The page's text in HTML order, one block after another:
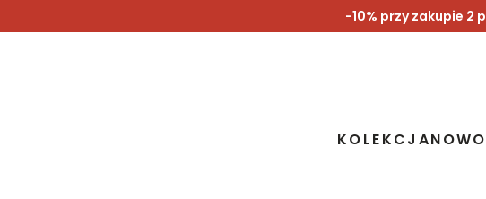
-10% przy zakupie 2
KOLEKCJA